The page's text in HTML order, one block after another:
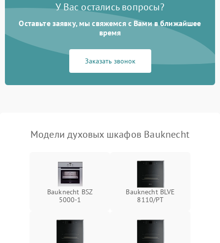
У Вас остались вопросы?
Оставьте заявку, мы свяжемся с Вами в ближайшее
время
Заказать звонок
Модели духовых шкафов Bauknecht
Bauknecht BSZ
5000-1
Bauknecht BLVE
8110/PT